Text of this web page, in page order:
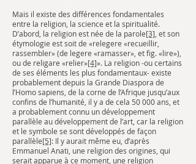
Mais il existe des différences fondamentales
entre la religion, la science et la spiritualité.
D’abord, la religion est née de la parole[3] , et son
étymologie est soit de «relegere «recueillir,
rassembler» (de legere «ramasser», et fig. «lire»),
ou de religare «relier»[4]». La religion -ou certains
de ses éléments les plus fondamentaux- existe
probablement depuis la Grande Diaspora de
l’Homo sapiens, de la corne de l’Afrique jusqu’aux
confins de l’humanité, il y a de cela 50 000 ans, et
a probablement connu un développement
parallèle au développement de l’art, car la religion
et le symbole se sont développés de façon
parallèle[5]: Il y aurait même eu, d’après
Emmanuel Anati, une religion des origines, qui
serait apparue à ce moment, une religion